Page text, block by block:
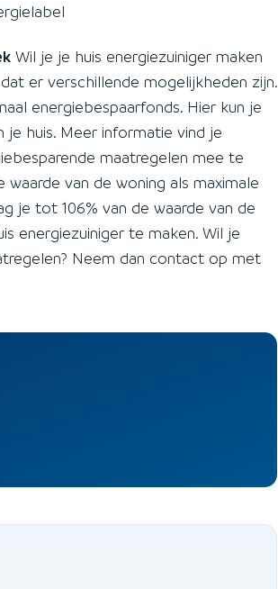
Wil je je huis energiezuiniger maken
er verschillende mogelijkheden zijn.
energiebespaarfonds. Hier kun je
je huis. Meer informatie vind je
maatregelen mee te
waarde van de woning als maximale
je tot 106% van de waarde van de
energiezuiniger te maken. Wil je
Neem dan contact op met